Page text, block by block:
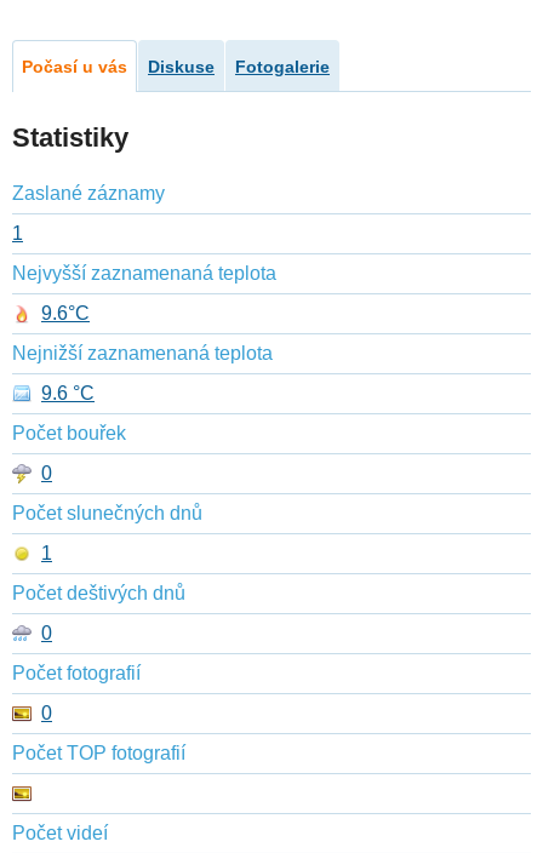
Počasí u vás Diskuse Fotogalerie
Statistiky
Zaslané záznamy
1
Nejvyšší zaznamenaná teplota
9.6°C
Nejnižší zaznamenaná teplota
9.6 °C
Počet bouřek
0
Počet slunečných dnů
1
Počet deštivých dnů
0
Počet fotografií
0
Počet TOP fotografií
Počet videí